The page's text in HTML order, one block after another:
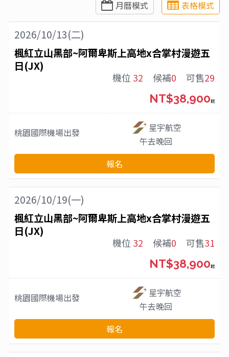
月曆模式 表格模式
2026/10/13(二)
楓紅立山黑部~阿爾卑斯上高地x合掌村漫遊五
日(JX)
機位 32 候補0 可售29
桃園國際機場出發
星宇航空
午去晚回
NT$38,900起
報名
2026/10/19(一)
楓紅立山黑部~阿爾卑斯上高地x合掌村漫遊五
日(JX)
機位 32 候補0 可售31
桃園國際機場出發
星宇航空
午去晚回
NT$38,900起
報名